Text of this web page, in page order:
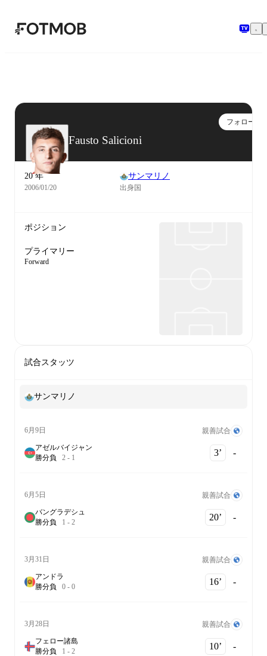
メインコンテンツへスキップ
Fausto Salicioni
フォロー
20 年
2006/01/20
サンマリノ
出身国
ポジション
プライマリー
Forward
試合スタッツ
サンマリノ
6月9日 親善試合
アゼルバイジャン
勝分負 2 - 1 3‎’‎ -
6月5日 親善試合
バングラデシュ
勝分負 1 - 2 20‎’‎ -
3月31日 親善試合
アンドラ
勝分負 0 - 0 16‎’‎ -
3月28日 親善試合
フェロー諸島
勝分負 1 - 2 10‎’‎ -